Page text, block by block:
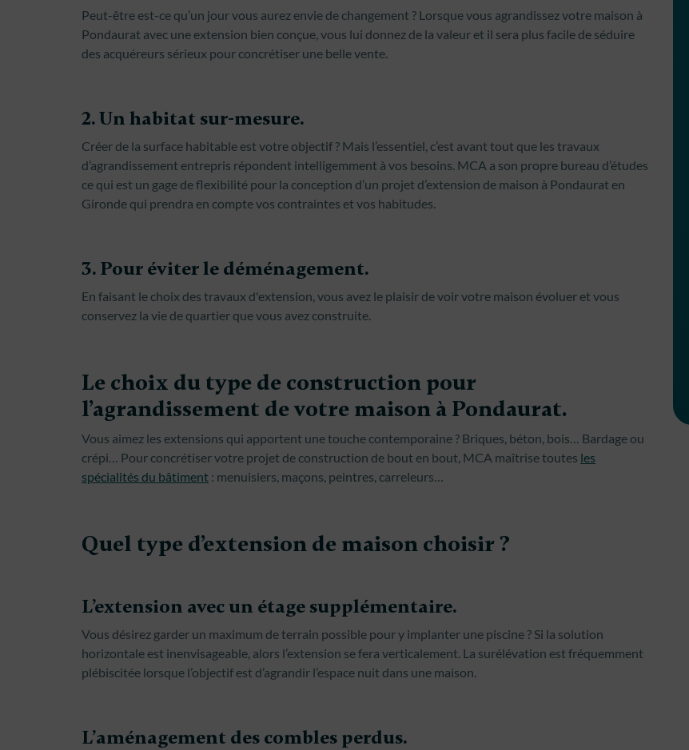
Peut-être est-ce qu’un jour vous aurez envie de changement ? Lorsque vous agrandissez votre maison à
Pondaurat avec une extension bien conçue, vous lui donnez de la valeur et il sera plus facile de séduire
des acquéreurs sérieux pour concrétiser une belle vente.
2. Un habitat sur-mesure.
Créer de la surface habitable est votre objectif ? Mais l’essentiel, c’est avant tout que les travaux
d’agrandissement entrepris répondent intelligemment à vos besoins. MCA a son propre bureau d’études
ce qui est un gage de flexibilité pour la conception d’un projet d’extension de maison à Pondaurat en
Gironde qui prendra en compte vos contraintes et vos habitudes.
3. Pour éviter le déménagement.
En faisant le choix des travaux d'extension, vous avez le plaisir de voir votre maison évoluer et vous
conservez la vie de quartier que vous avez construite.
Le choix du type de construction pour
l’agrandissement de votre maison à Pondaurat.
Vous aimez les extensions qui apportent une touche contemporaine ? Briques, béton, bois… Bardage ou
crépi… Pour concrétiser votre projet de construction de bout en bout, MCA maîtrise toutes les
spécialités du bâtiment : menuisiers, maçons, peintres, carreleurs…
Quel type d’extension de maison choisir ?
L’extension avec un étage supplémentaire.
Vous désirez garder un maximum de terrain possible pour y implanter une piscine ? Si la solution
horizontale est inenvisageable, alors l’extension se fera verticalement. La surélévation est fréquemment
plébiscitée lorsque l’objectif est d’agrandir l’espace nuit dans une maison.
L’aménagement des combles perdus.